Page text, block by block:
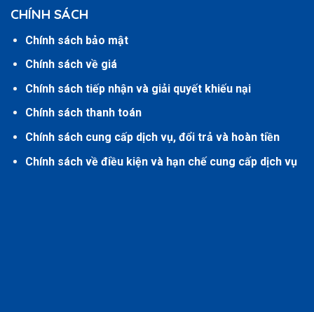
CHÍNH SÁCH
Chính sách bảo mật
Chính sách về giá
Chính sách tiếp nhận và giải quyết khiếu nại
Chính sách thanh toán
Chính sách cung cấp dịch vụ, đổi trả và hoàn tiền
Chính sách về điều kiện và hạn chế cung cấp dịch vụ